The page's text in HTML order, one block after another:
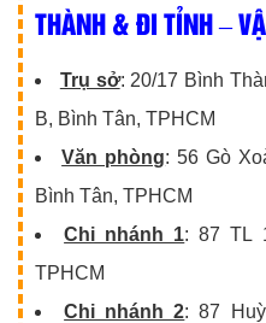
THÀNH & ĐI TỈNH –
Trụ sở: 20/17 Bình
B, Bình Tân, TPHCM
Văn phòng: 56 Gò
Bình Tân, TPHCM
Chi nhánh 1: 87 TL
TPHCM
Chi nhánh 2: 87